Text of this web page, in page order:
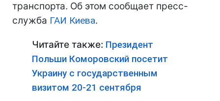
транспорта. Об этом сообщает пресс-
служба ГАИ Киева.
Читайте также: Президент
Польши Коморовский посетит
Украину с государственным
визитом 20-21 сентября